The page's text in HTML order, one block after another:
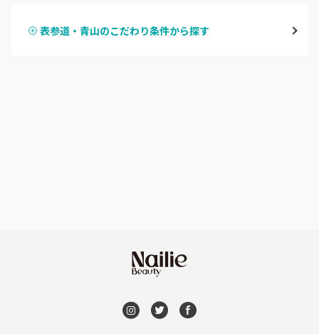
ハンドスカルプ
表参道・青山のこだわり条件から探す